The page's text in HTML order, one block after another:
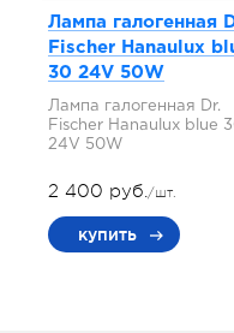
Лампа галогенная
Fischer Hanaulux
30 24V 50W
Лампа галогенная Dr.
Fischer Hanaulux blue
24V 50W
2 400 руб./шт.
купить